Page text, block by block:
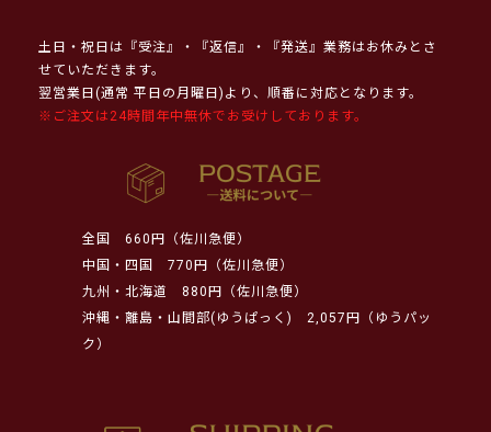
土日・祝日は『受注』・『返信』・『発送』業務はお休みとさ
せていただきます。
翌営業日(通常 平日の月曜日)より、順番に対応となります。
※ご注文は24時間年中無休でお受けしております。
全国
660円（佐川急便）
中国・四国
770円（佐川急便）
九州・北海道
880円（佐川急便）
沖縄・離島・山間部(ゆうぱっく)
2,057円（ゆうパッ
ク）